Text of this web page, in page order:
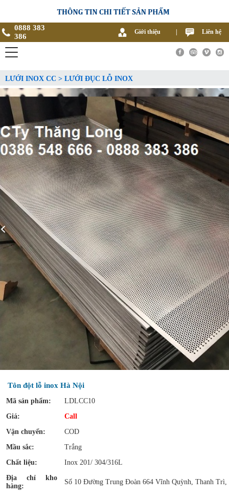
0888 383
386
Giới thiệu Liên hệ
LƯỚI INOX CC > LƯỚI ĐỤC LỖ INOX
Tôn đột lỗ inox Hà Nội
Mã sản phẩm:
LDLCC10
Giá:
Call
Vận chuyển:
COD
Mầu sắc:
Trắng
Chất liệu:
Inox 201/ 304/316L
Địa chỉ kho
hàng:
Số 10 Đường Trung Đoàn 664 Vĩnh Quỳnh, Thanh Trì,